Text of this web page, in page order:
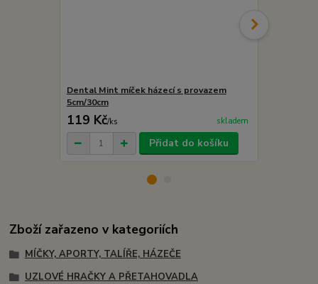
Dental Mint míček házecí s provazem
5cm/30cm
119 Kč/ks skladem
Přidat do košíku
Zboží zařazeno v kategoriích
MÍČKY, APORTY, TALÍŘE, HÁZEČE
UZLOVÉ HRAČKY A PŘETAHOVADLA